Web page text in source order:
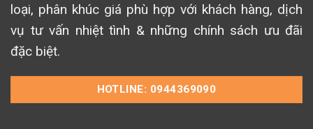
loại, phân khúc giá phù hợp với khách hàng, dịch
vụ tư vấn nhiệt tình & những chính sách ưu đãi
đặc biệt.
HOTLINE: 0944369090